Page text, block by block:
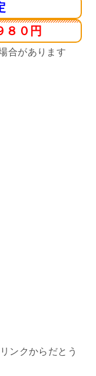
８０円
合があります
ンクからだとう